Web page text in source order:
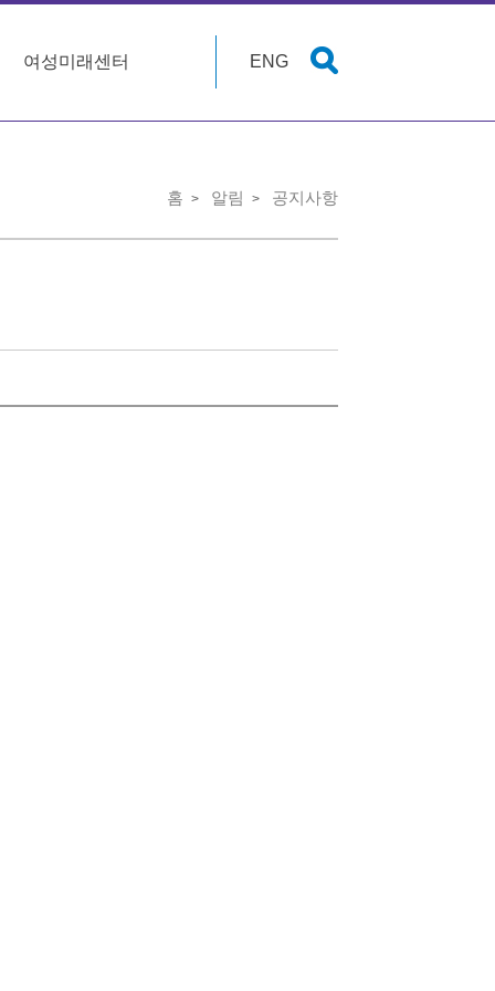
여성미래센터 ENG
홈 알림 공지사항